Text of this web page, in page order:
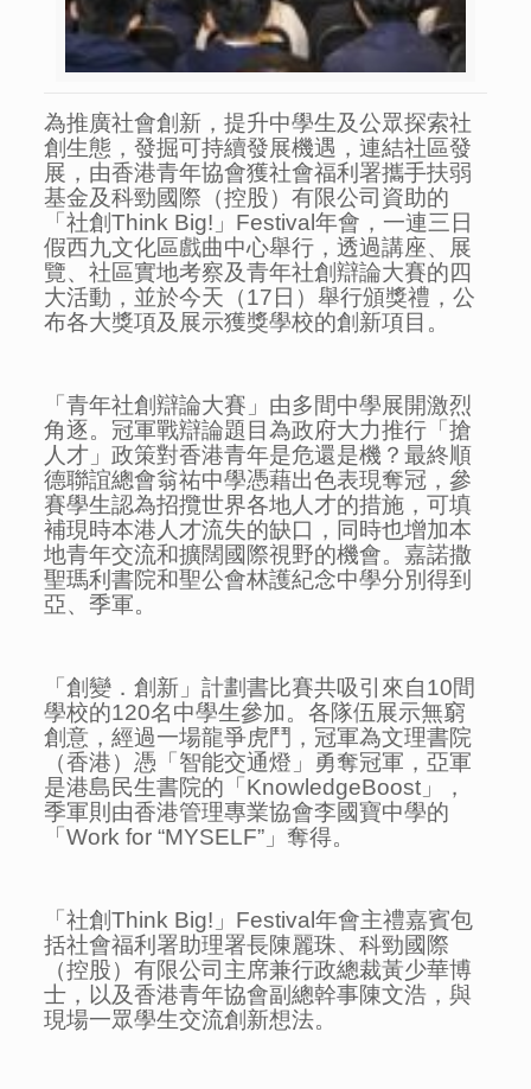
為推廣社會創新，提升中學生及公眾探索社
創生態，發掘可持續發展機遇，連結社區發
展，由香港青年協會獲社會福利署攜手扶弱
基金及科勁國際（控股）有限公司資助的
「社創Think Big!」Festival年會，一連三日
假西九文化區戲曲中心舉行，透過講座、展
覽、社區實地考察及青年社創辯論大賽的四
大活動，並於今天（17日）舉行頒獎禮，公
布各大獎項及展示獲獎學校的創新項目。
「青年社創辯論大賽」由多間中學展開激烈
角逐。冠軍戰辯論題目為政府大力推行「搶
人才」政策對香港青年是危還是機？最終順
德聯誼總會翁祐中學憑藉出色表現奪冠，參
賽學生認為招攬世界各地人才的措施，可填
補現時本港人才流失的缺口，同時也增加本
地青年交流和擴闊國際視野的機會。嘉諾撒
聖瑪利書院和聖公會林護紀念中學分別得到
亞、季軍。
「創變．創新」計劃書比賽共吸引來自10間
學校的120名中學生參加。各隊伍展示無窮
創意，經過一場龍爭虎鬥，冠軍為文理書院
（香港）憑「智能交通燈」勇奪冠軍，亞軍
是港島民生書院的「KnowledgeBoost」，
季軍則由香港管理專業協會李國寶中學的
「Work for “MYSELF”」奪得。
「社創Think Big!」Festival年會主禮嘉賓包
括社會福利署助理署長陳麗珠、科勁國際
（控股）有限公司主席兼行政總裁黃少華博
士，以及香港青年協會副總幹事陳文浩，與
現場一眾學生交流創新想法。